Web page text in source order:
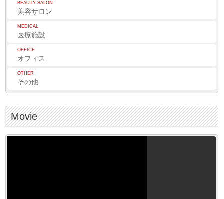
BEAUTY SALON
美容サロン
MEDICAL
医療施設
OFFICE
オフィス
OTHER
その他
Movie